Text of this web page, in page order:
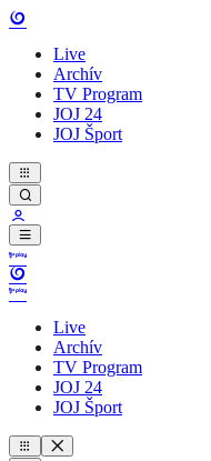
Live
Archív
TV Program
JOJ 24
JOJ Šport
Live
Archív
TV Program
JOJ 24
JOJ Šport